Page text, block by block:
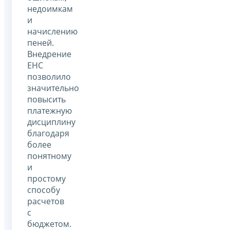
недоимкам
и
начислению
пеней.
Внедрение
ЕНС
позволило
значительно
повысить
платежную
дисциплину
благодаря
более
понятному
и
простому
способу
расчетов
с
бюджетом.